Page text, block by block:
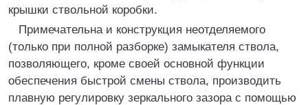
крышки ствольной коробки.
Примечательна и конструкция неотделяемого
(только при полной разборке) замыкателя ствола,
позволяющего, кроме своей основной функции
обеспечения быстрой смены ствола, производить
плавную регулировку зеркального зазора с помощью